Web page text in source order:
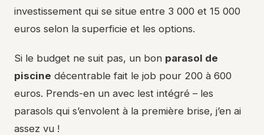
investissement qui se situe entre 3 000 et 15 000
euros selon la superficie et les options.
Si le budget ne suit pas, un bon parasol de
piscine décentrable fait le job pour 200 à 600
euros. Prends-en un avec lest intégré – les
parasols qui s’envolent à la première brise, j’en ai
assez vu !